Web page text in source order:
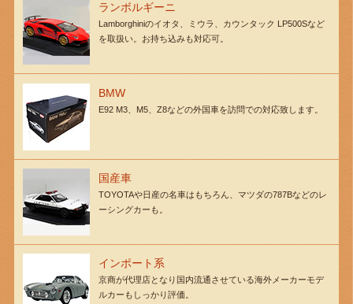
ランボルギーニ
Lamborghiniのイオタ、ミウラ、カウンタック LP500Sなど
を取扱い。お持ち込みも対応可。
BMW
E92 M3、M5、Z8などの外国車を訪問での対応致します。
国産車
TOYOTAや日産の名車はもちろん、マツダの787Bなどのレ
ーシングカーも。
インポート系
京商が代理店となり国内流通させている海外メーカーモデ
ルカーもしっかり評価。